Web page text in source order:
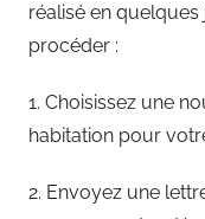
réalisé en
procéder :
1. Choisissez une
habitation pour
2. Envoyez une